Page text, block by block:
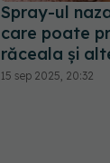
Spray-ul
care poate
răceala și
15 sep 2025, 20:32